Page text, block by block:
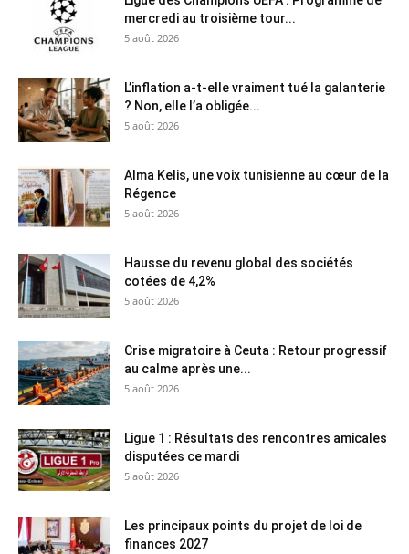
mercredi au troisième tour...
5 août 2026
L’inflation a-t-elle vraiment tué la galanterie
? Non, elle l’a obligée...
5 août 2026
Alma Kelis, une voix tunisienne au cœur de la
Régence
5 août 2026
Hausse du revenu global des sociétés
cotées de 4,2%
5 août 2026
Crise migratoire à Ceuta : Retour progressif
au calme après une...
5 août 2026
Ligue 1 : Résultats des rencontres amicales
disputées ce mardi
5 août 2026
Les principaux points du projet de loi de
finances 2027